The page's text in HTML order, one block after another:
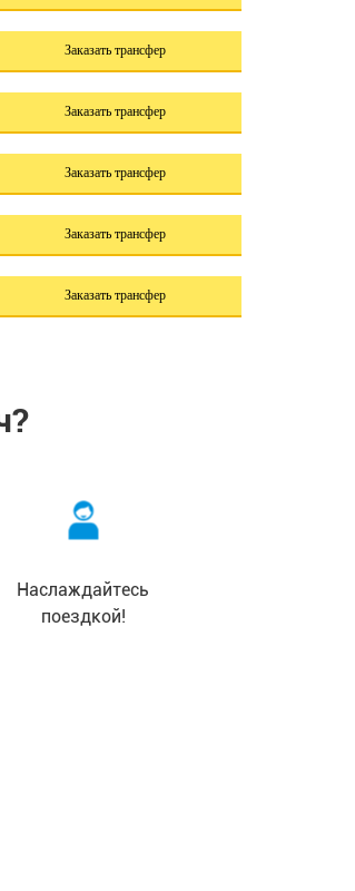
Заказать трансфер
Заказать трансфер
Заказать трансфер
Заказать трансфер
Заказать трансфер
Наслаждайтесь
поездкой!